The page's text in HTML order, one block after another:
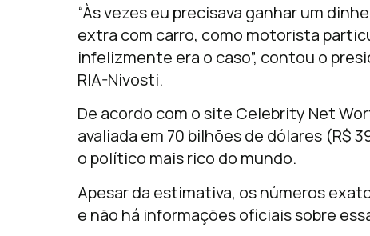
“Às vezes eu precisava ganhar um
extra com carro, como motorista
infelizmente era o caso”, contou o
RIA-Nivosti.
De acordo com o site Celebrity Net
avaliada em 70 bilhões de dólares (R$
o político mais rico do mundo.
Apesar da estimativa, os números
e não há informações oficiais sobre